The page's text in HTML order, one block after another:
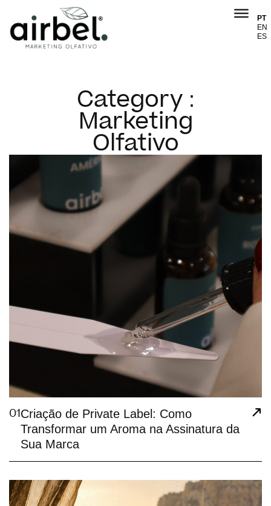
PT
EN
ES
Category :
Marketing
Olfativo
01Criação de Private Label: Como
Transformar um Aroma na Assinatura da
Sua Marca